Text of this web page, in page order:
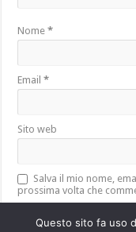
Nome*
Email*
Sito web
Salva il mio nome,
prossima volta che
Questo sito fa uso